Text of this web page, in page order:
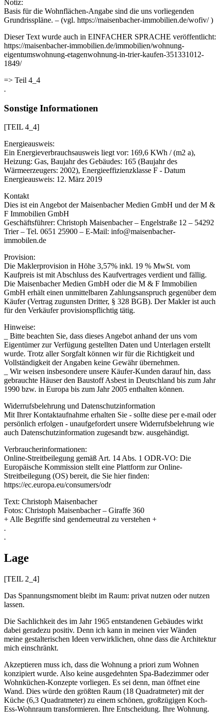
Notiz:
Basis für die Wohnflächen-Angabe sind die uns vorliegenden
Grundrisspläne. – (vgl. https://maisenbacher-immobilien.de/wofiv/ )
Dieser Text wurde auch in EINFACHER SPRACHE veröffentlicht:
https://maisenbacher-immobilien.de/immobilien/wohnung-
eigentumswohnung-etagenwohnung-in-trier-kaufen-351331012-
1849/
=> Teil 4_4
.
Sonstige Informationen
[TEIL 4_4]
Energieausweis:
Ein Energieverbrauchsausweis liegt vor: 169,6 KWh / (m2 a),
Heizung: Gas, Baujahr des Gebäudes: 165 (Baujahr des
Wärmeerzeugers: 2002), Energieeffizienzklasse F - Datum
Energieausweis: 12. März 2019
Kontakt
Dies ist ein Angebot der Maisenbacher Medien GmbH und der M &
F Immobilien GmbH
Geschäftsführer: Christoph Maisenbacher – Engelstraße 12 – 54292
Trier – Tel. 0651 25900 – E-Mail: info@maisenbacher-
immobilen.de
Provision:
Die Maklerprovision in Höhe 3,57% inkl. 19 % MwSt. vom
Kaufpreis ist mit Abschluss des Kaufvertrages verdient und fällig.
Die Maisenbacher Medien GmbH oder die M & F Immobilien
GmbH erhält einen unmittelbaren Zahlungsanspruch gegenüber dem
Käufer (Vertrag zugunsten Dritter, § 328 BGB). Der Makler ist auch
für den Verkäufer provisionspflichtig tätig.
Hinweise:
_ Bitte beachten Sie, dass dieses Angebot anhand der uns vom
Eigentümer zur Verfügung gestellten Daten und Unterlagen erstellt
wurde. Trotz aller Sorgfalt können wir für die Richtigkeit und
Vollständigkeit der Angaben keine Gewähr übernehmen.
_ Wir weisen insbesondere unsere Käufer-Kunden darauf hin, dass
gebrauchte Häuser den Baustoff Asbest in Deutschland bis zum Jahr
1990 bzw. in Europa bis zum Jahr 2005 enthalten können.
Widerrufsbelehrung und Datenschutzinformation
Mit Ihrer Kontaktaufnahme erhalten Sie - sollte diese per e-mail oder
persönlich erfolgen - unaufgefordert unsere Widerrufsbelehrung wie
auch Datenschutzinformation zugesandt bzw. ausgehändigt.
Verbraucherinformationen:
Online-Streitbeilegung gemäß Art. 14 Abs. 1 ODR-VO: Die
Europäische Kommission stellt eine Plattform zur Online-
Streitbeilegung (OS) bereit, die Sie hier finden:
https://ec.europa.eu/consumers/odr
Text: Christoph Maisenbacher
Fotos: Christoph Maisenbacher – Giraffe 360
+ Alle Begriffe sind genderneutral zu verstehen +
.
.
Lage
[TEIL 2_4]
Das Spannungsmoment bleibt im Raum: privat nutzen oder nutzen
lassen.
Die Sachlichkeit des im Jahr 1965 entstandenen Gebäudes wirkt
dabei geradezu positiv. Denn ich kann in meinen vier Wänden
meine gestalterischen Ideen verwirklichen, ohne dass die Architektur
mich einschränkt.
Akzeptieren muss ich, dass die Wohnung a priori zum Wohnen
konzipiert wurde. Also keine ausgedehnten Spa-Badezimmer oder
Wohnküchen-Konzepte vorliegen. Es sei denn, man öffnet eine
Wand. Dies würde den größten Raum (18 Quadratmeter) mit der
Küche (6,3 Quadratmeter) zu einem schönen, großzügigen Koch-
Ess-Wohnraum transformieren. Ihre Entscheidung. Ihre Wohnung.